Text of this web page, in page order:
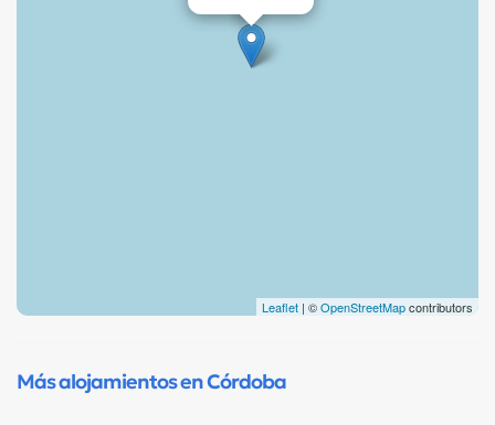
Leaflet | ©OpenStreetMapcontributors
Más alojamientos en Córdoba